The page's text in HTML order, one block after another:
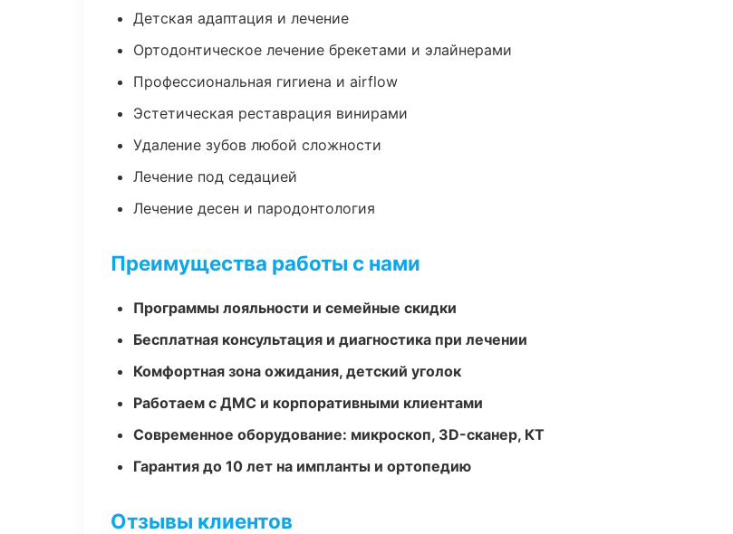
Детская адаптация и лечение
Ортодонтическое лечение брекетами и элайнерами
Профессиональная гигиена и airflow
Эстетическая реставрация винирами
Удаление зубов любой сложности
Лечение под седацией
Лечение десен и пародонтология
Преимущества работы с нами
Программы лояльности и семейные скидки
Бесплатная консультация и диагностика при лечении
Комфортная зона ожидания, детский уголок
Работаем с ДМС и корпоративными клиентами
Современное оборудование: микроскоп, 3D-сканер, КТ
Гарантия до 10 лет на импланты и ортопедию
Отзывы клиентов